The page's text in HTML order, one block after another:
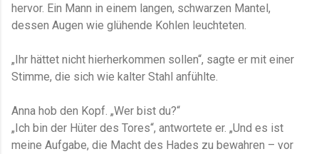
hervor. Ein Mann in einem langen, schwarzen Mantel,
dessen Augen wie glühende Kohlen leuchteten.
„Ihr hättet nicht hierherkommen sollen“, sagte er mit einer
Stimme, die sich wie kalter Stahl anfühlte.
Anna hob den Kopf. „Wer bist du?“
„Ich bin der Hüter des Tores“, antwortete er. „Und es ist
meine Aufgabe, die Macht des Hades zu bewahren – vor